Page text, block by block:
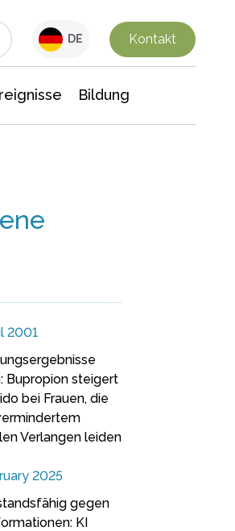
DE Kontakt
Bildung
2001
Bupropion steigert
bei Frauen, die
Verlangen leiden
2025
gegen
KI